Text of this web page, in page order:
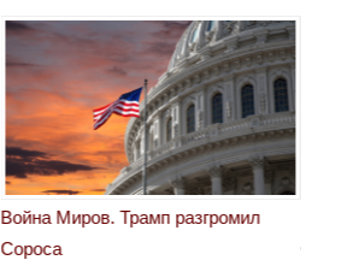
Война Миров. Трамп разгромил
Сороса